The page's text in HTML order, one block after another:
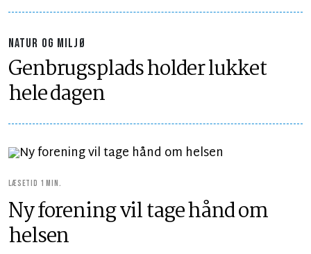
NATUR OG MILJØ
Genbrugsplads holder lukket
hele dagen
LÆSETID 1 MIN.
Ny forening vil tage hånd om
helsen